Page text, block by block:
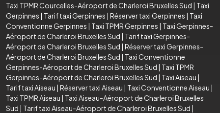
Taxi TPMR Courcelles-Aéroport de Charleroi Bruxelles Sud | Taxi
Gerpinnes | Tarif taxi Gerpinnes | Réserver taxi Gerpinnes | Taxi
Conventionne Gerpinnes | Taxi TPMR Gerpinnes | Taxi Gerpinnes-
Aéroport de Charleroi Bruxelles Sud | Tarif taxi Gerpinnes-
Aéroport de Charleroi Bruxelles Sud | Réserver taxi Gerpinnes-
Aéroport de Charleroi Bruxelles Sud | Taxi Conventionne
Gerpinnes-Aéroport de Charleroi Bruxelles Sud | Taxi TPMR
Gerpinnes-Aéroport de Charleroi Bruxelles Sud | Taxi Aiseau |
Tarif taxi Aiseau | Réserver taxi Aiseau | Taxi Conventionne Aiseau |
Taxi TPMR Aiseau | Taxi Aiseau-Aéroport de Charleroi Bruxelles
Sud | Tarif taxi Aiseau-Aéroport de Charleroi Bruxelles Sud |